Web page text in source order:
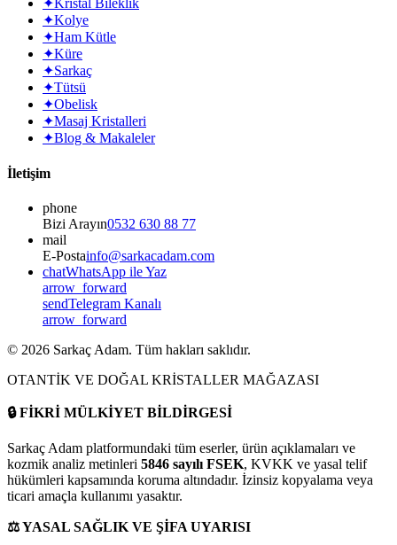
✦Kristal Bileklik
✦Kolye
✦Ham Kütle
✦Küre
✦Sarkaç
✦Tütsü
✦Obelisk
✦Masaj Kristalleri
✦Blog & Makaleler
İletişim
phone
Bizi Arayın0532 630 88 77
mail
E-Postainfo@sarkacadam.com
chatWhatsApp ile Yaz
arrow_forward
sendTelegram Kanalı
arrow_forward
© 2026 Sarkaç Adam. Tüm hakları saklıdır.
OTANTİK VE DOĞAL KRİSTALLER MAĞAZASI
🔒FİKRİ MÜLKİYET BİLDİRGESİ
Sarkaç Adam platformundaki tüm eserler, ürün açıklamaları ve
kozmik analiz metinleri 5846 sayılı FSEK, KVKK ve yasal telif
hükümleri kapsamında koruma altındadır. İzinsiz kopyalama veya
ticari amaçla kullanımı yasaktır.
⚖️YASAL SAĞLIK VE ŞİFA UYARISI